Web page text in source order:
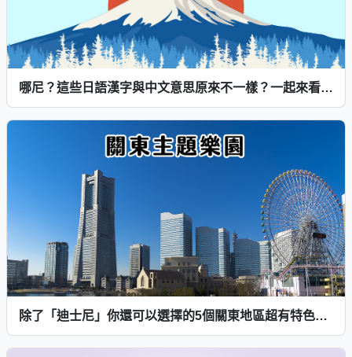
哪尼？這些日語漢字與中文意思原來不一樣？一起來看看這些差異吧～日常相關・食物、身體部位篇
除了「迪士尼」你還可以選擇的5個關東地區超有特色主題樂園！